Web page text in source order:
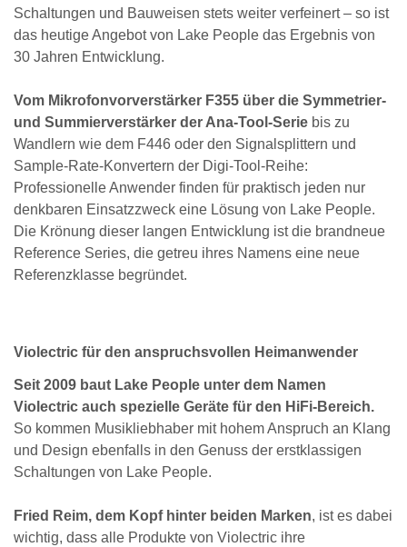
Schaltungen und Bauweisen stets weiter verfeinert – so ist
das heutige Angebot von Lake People das Ergebnis von
30 Jahren Entwicklung.
Vom Mikrofonvorverstärker F355 über die Symmetrier-
und Summierverstärker der Ana-Tool-Serie bis zu
Wandlern wie dem F446 oder den Signalsplittern und
Sample-Rate-Konvertern der Digi-Tool-Reihe:
Professionelle Anwender finden für praktisch jeden nur
denkbaren Einsatzzweck eine Lösung von Lake People.
Die Krönung dieser langen Entwicklung ist die brandneue
Reference Series, die getreu ihres Namens eine neue
Referenzklasse begründet.
Violectric für den anspruchsvollen Heimanwender
Seit 2009 baut Lake People unter dem Namen
Violectric auch spezielle Geräte für den HiFi-Bereich.
So kommen Musikliebhaber mit hohem Anspruch an Klang
und Design ebenfalls in den Genuss der erstklassigen
Schaltungen von Lake People.
Fried Reim, dem Kopf hinter beiden Marken, ist es dabei
wichtig, dass alle Produkte von Violectric ihre